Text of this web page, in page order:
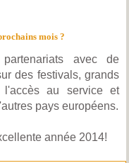
mois ?
avec de
des festivals, grands
l'accès au service et
pays européens.
année 2014!